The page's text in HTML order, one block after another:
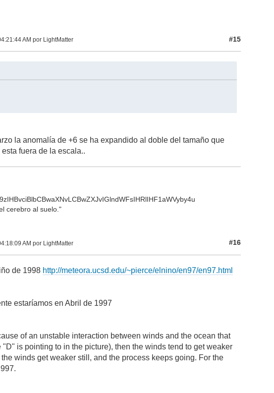
AM por LightMatter #15
la anomalía de +6 se ha expandido al doble del tamaño que
fuera de la escala..
cerebro al suelo."
AM por LightMatter #16
de 1998 http://meteora.ucsd.edu/~pierce/elnino/en97/en97.html
estaríamos en Abril de 1997
of an unstable interaction between winds and the ocean that
is pointing to in the picture), then the winds tend to get weaker
winds get weaker still, and the process keeps going. For the